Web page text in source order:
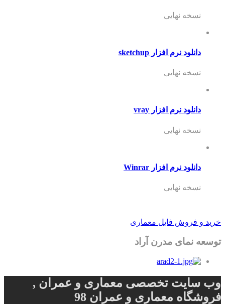
نسخه نهایی
دانلود نرم افزار sketchup
نسخه نهایی
دانلود نرم افزار vray
نسخه نهایی
دانلود نرم افزار Winrar
نسخه نهایی
خرید و فروش فایل معماری
توسعه نمای مدرن آراد
وب سایت تخصصی معماری و عمران ,
فروشگاه معماری و عمران 98